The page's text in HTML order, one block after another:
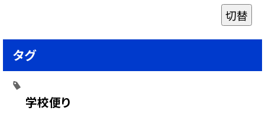
学校便り
切替
タグ